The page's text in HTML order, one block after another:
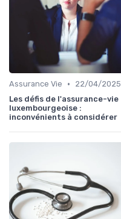
Assurance Vie •
22/04/2025
Les défis de l'assurance-vie
luxembourgeoise :
inconvénients à considérer